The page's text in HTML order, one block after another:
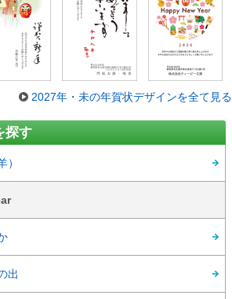
2027年・未の年賀状デザインを全て見る
探す
）
出